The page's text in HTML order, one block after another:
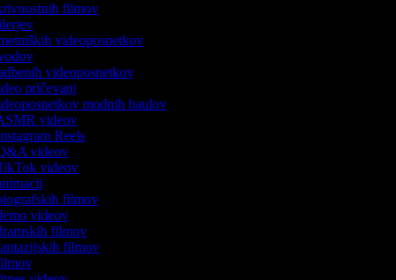
filmov
videoposnetkov
videoposnetkov
pričevanj
modnih haulov
videov
Reels
videov
videov
filmov
videov
filmov
filmov